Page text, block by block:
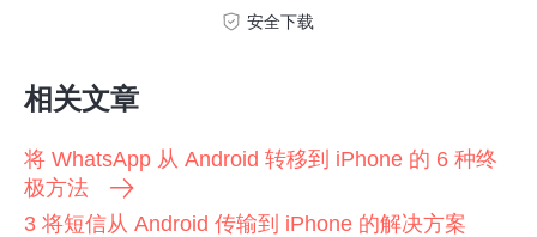
安全下载
相关文章
将 WhatsApp 从 Android 转移到 iPhone 的 6 种终
极方法
3 将短信从 Android 传输到 iPhone 的解决方案